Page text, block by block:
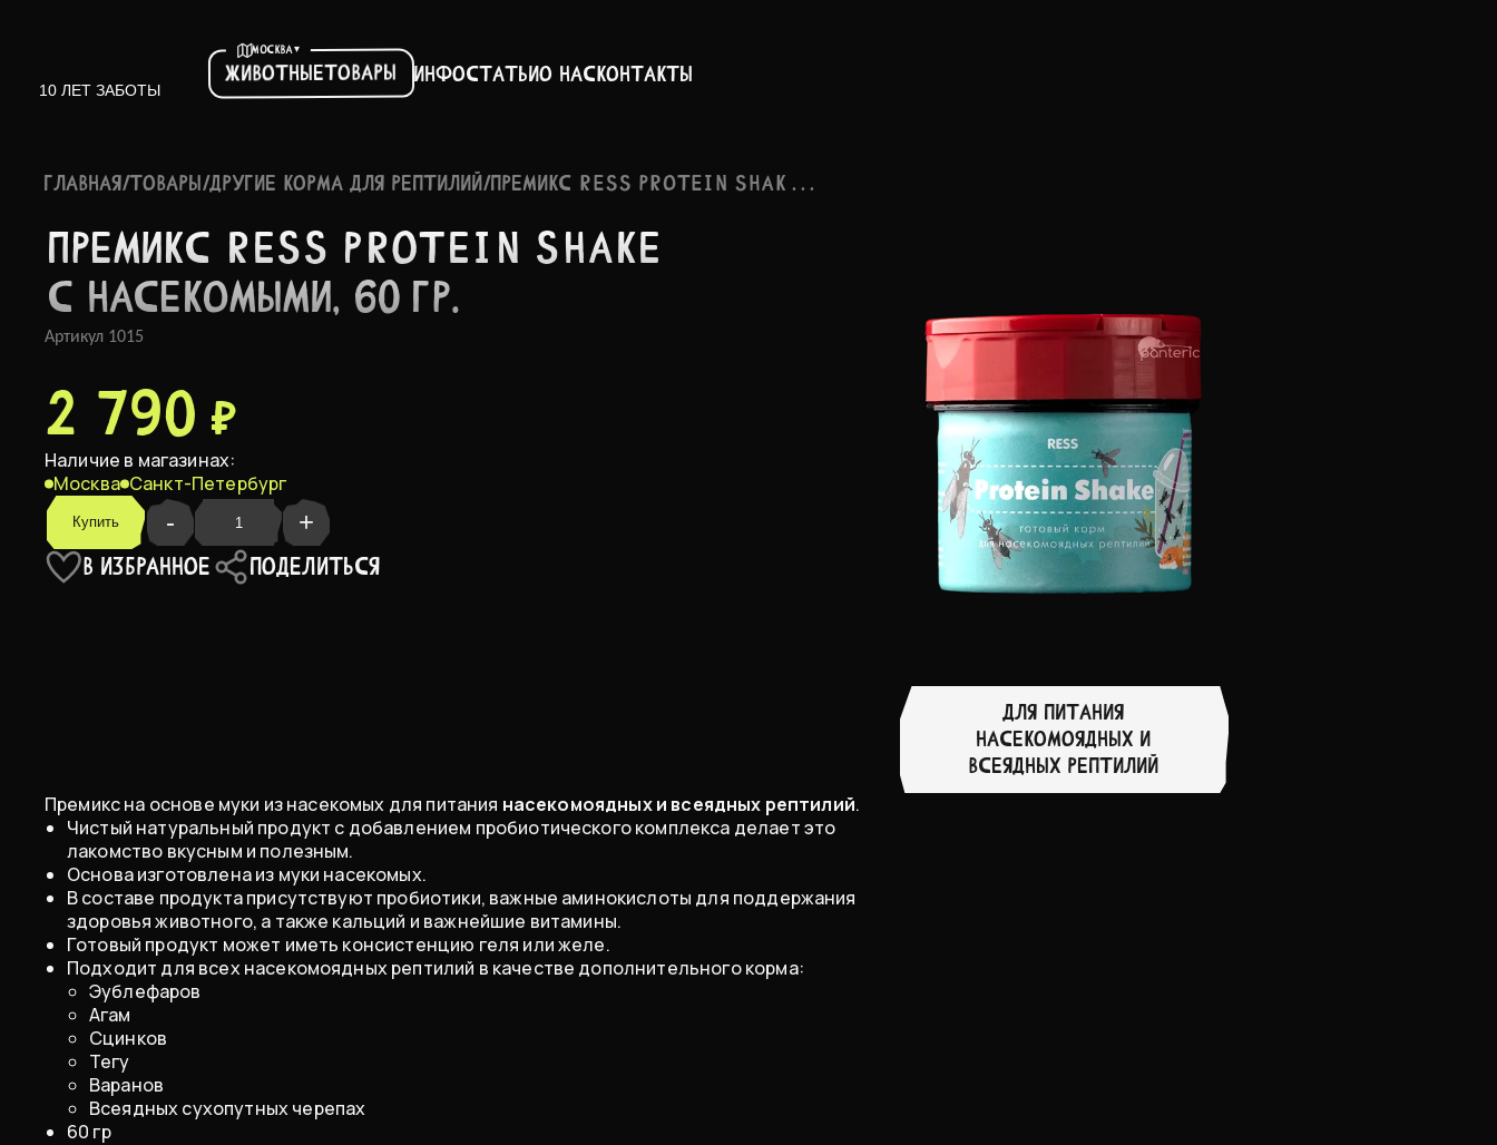
10 ЛЕТ ЗАБОТЫ
МОСКВА▾
ЖивотныеТовары ИнфостатьиО насКонтакты
ГЛАВНАЯ/ТОВАРЫ/ДРУГИЕ КОРМА ДЛЯ РЕПТИЛИЙ/ПРЕМИКС RESS PROTEIN SHAK . . .
ПРЕМИКС RESS PROTEIN SHAKE
С НАСЕК­ОМЫМИ, 60 ГР.
Артикул 1015
2 790 ₽
Наличие в магазинах:
Москва Санкт-Петербург
Купить - +
В ИЗБРАННОЕ ПОДЕЛИТЬСЯ
ДЛЯ ПИТАНИЯ
НАСЕКОМОЯДНЫХ И
ВСЕЯДНЫХ РЕПТИЛИЙ
Премикс на основе муки из насекомых для питания насекомоядных и всеядных рептилий.
Чистый натуральный продукт с добавлением пробиотического комплекса делает это
лакомство вкусным и полезным.
​Основа изготовлена из муки насекомых.
В составе продукта присутствуют пробиотики, важные аминокислоты для поддержания
здоровья животного, а также кальций и важнейшие витамины.
Готовый продукт может иметь консистенцию геля или желе.
Подходит для всех насекомоядных рептилий в качестве дополнительного корма:
Эублефаров
Агам
Сцинков
Тегу
Варанов
Всеядных сухопутных черепах
60 гр